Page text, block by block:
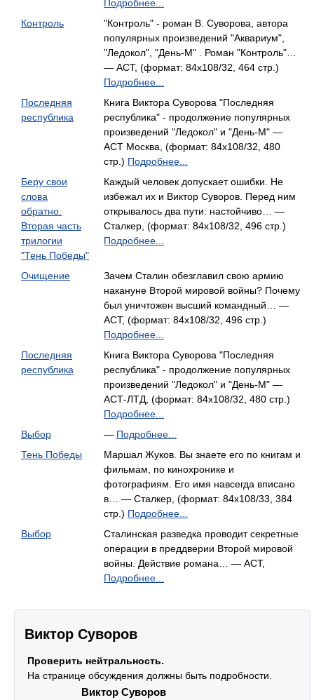
Подробнее...
Контроль
"Контроль" - роман В. Суворова, автора
популярных произведений "Аквариум",
"Ледокол", "День-М" . Роман "Контроль"…
— АСТ, (формат: 84x108/32, 464 стр.)
Подробнее...
Последняя
республика
Книга Виктора Суворова "Последняя
республика" - продолжение популярных
произведений "Ледокол" и "День-М" —
АСТ Москва, (формат: 84x108/32, 480
стр.) Подробнее...
Беру свои
слова
обратно.
Вторая часть
трилогии
"Тень Победы"
Каждый человек допускает ошибки. Не
избежал их и Виктор Суворов. Перед ним
открывалось два пути: настойчиво… —
Сталкер, (формат: 84x108/32, 496 стр.)
Подробнее...
Очищение
Зачем Сталин обезглавил свою армию
накануне Второй мировой войны? Почему
был уничтожен высший командный… —
АСТ, (формат: 84x108/32, 496 стр.)
Подробнее...
Последняя
республика
Книга Виктора Суворова "Последняя
республика" - продолжение популярных
произведений "Ледокол" и "День-М" —
АСТ-ЛТД, (формат: 84x108/32, 480 стр.)
Подробнее...
Выбор
— Подробнее...
Тень Победы
Маршал Жуков. Вы знаете его по книгам и
фильмам, по кинохронике и
фотографиям. Его имя навсегда вписано
в… — Сталкер, (формат: 84x108/33, 384
стр.) Подробнее...
Выбор
Сталинская разведка проводит секретные
операции в преддверии Второй мировой
войны. Действие романа… — АСТ,
Подробнее...
Виктор Суворов
Проверить нейтральность.
На странице обсуждения должны быть подробности.
Виктор Суворов